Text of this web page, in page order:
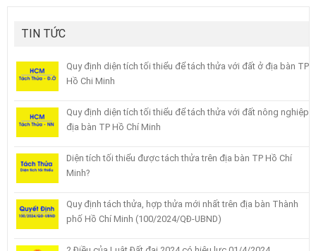
TIN TỨC
Quy định diện tích tối thiểu để tách thửa với đất ở địa bàn TP
Hồ Chi Minh
Quy định diện tích tối thiểu để tách thửa với đất nông nghiệp
địa bàn TP Hồ Chí Minh
Diện tích tối thiểu được tách thửa trên địa bàn TP Hồ Chí
Minh?
Quy định tách thửa, hợp thửa mới nhất trên địa bàn Thành
phố Hồ Chí Minh (100/2024/QĐ-UBND)